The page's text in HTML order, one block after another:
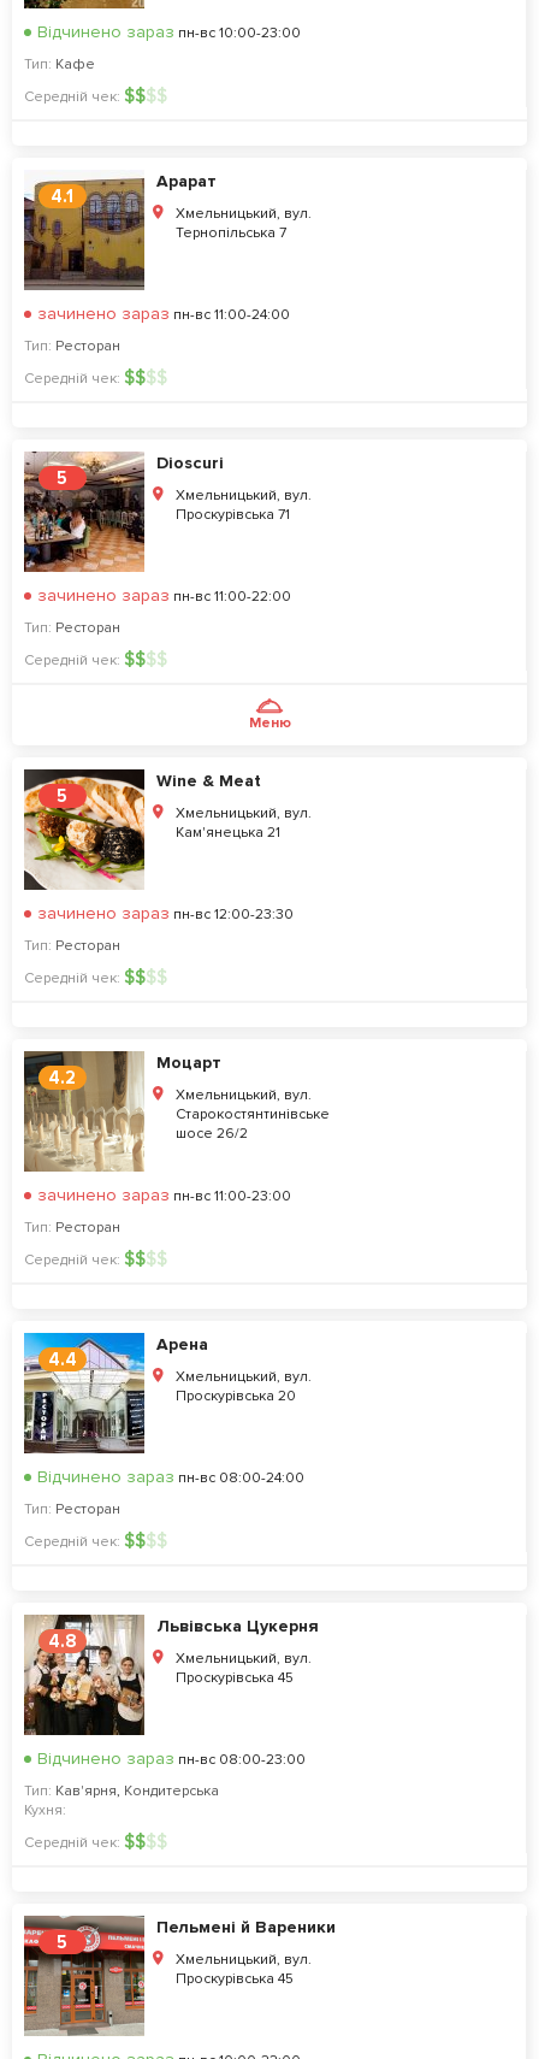
Відчинено зараз пн-вс 10:00-23:00
Тип: Кафе
Середній чек: $$$$
4.1
Арарат
Хмельницький, вул.
Тернопільська 7
зачинено зараз пн-вс 11:00-24:00
Тип: Ресторан
Середній чек: $$$$
5
Dioscuri
Хмельницький, вул.
Проскурівська 71
зачинено зараз пн-вс 11:00-22:00
Тип: Ресторан
Середній чек: $$$$
Меню
5
Wine & Meat
Хмельницький, вул.
Кам'янецька 21
зачинено зараз пн-вс 12:00-23:30
Тип: Ресторан
Середній чек: $$$$
4.2
Моцарт
Хмельницький, вул.
Старокостянтинівське
шосе 26/2
зачинено зараз пн-вс 11:00-23:00
Тип: Ресторан
Середній чек: $$$$
4.4
Арена
Хмельницький, вул.
Проскурівська 20
Відчинено зараз пн-вс 08:00-24:00
Тип: Ресторан
Середній чек: $$$$
4.8
Львівська Цукерня
Хмельницький, вул.
Проскурівська 45
Відчинено зараз пн-вс 08:00-23:00
Тип: Кав'ярня, Кондитерська
Кухня:
Середній чек: $$$$
5
Пельмені й Вареники
Хмельницький, вул.
Проскурівська 45